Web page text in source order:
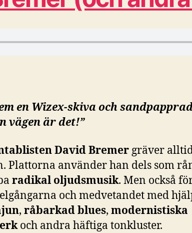
en Wizex-skiva och
vägen är det!”
David Bremer gräver
Plattorna använder han dels som
radikal oljudsmusik. Men också
och medvetandet med
, råbarkad blues, modernistiska
och andra häftiga tonkluster.